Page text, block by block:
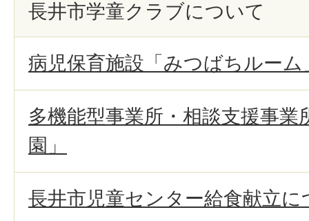
長井市学童クラブについて
病児保育施設「みつばちルー
多機能型事業所・相談支援事業
園」
長井市児童センター給食献立に